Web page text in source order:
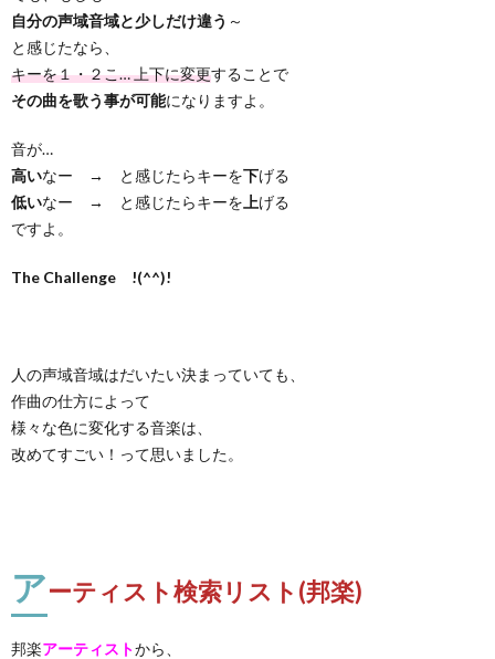
自分の声域音域と少しだけ違う ～
と感じたなら、
キーを１・２こ… 上下に変更することで
その曲を歌う事が可能になりますよ。
音が…
高いなー → と感じたらキーを下げる
低いなー → と感じたらキーを 上げる
ですよ。
The Challenge !(^^)!
人の声域音域はだいたい決まっていても、
作曲の仕方によって
様々な色に変化する音楽は、
改めてすごい！って思いました。
アーティスト検索リスト(邦楽)
邦楽アーティストから、